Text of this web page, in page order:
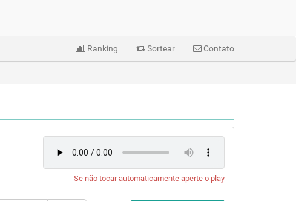
Ranking Sortear Contato
Se não tocar automaticamente aperte o play